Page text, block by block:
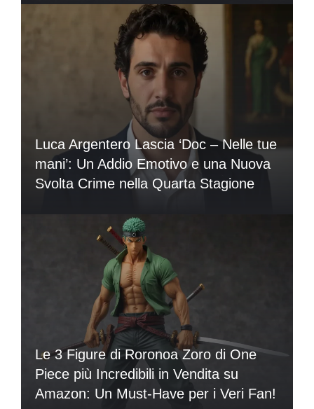
Luca Argentero Lascia ‘Doc – Nelle tue
mani’: Un Addio Emotivo e una Nuova
Svolta Crime nella Quarta Stagione
Le 3 Figure di Roronoa Zoro di One
Piece più Incredibili in Vendita su
Amazon: Un Must-Have per i Veri Fan!